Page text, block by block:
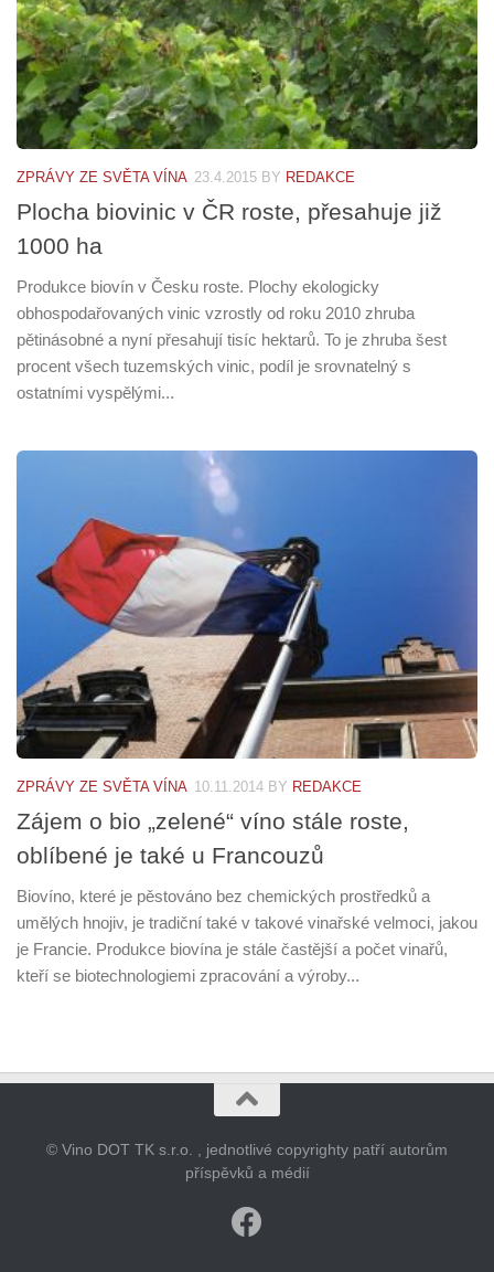
ZPRÁVY ZE SVĚTA VÍNA 23.4.2015 BY REDAKCE
Plocha biovinic v ČR roste, přesahuje již
1000 ha
Produkce biovín v Česku roste. Plochy ekologicky
obhospodařovaných vinic vzrostly od roku 2010 zhruba
pětinásobné a nyní přesahují tisíc hektarů. To je zhruba šest
procent všech tuzemských vinic, podíl je srovnatelný s
ostatními vyspělými...
ZPRÁVY ZE SVĚTA VÍNA 10.11.2014 BY REDAKCE
Zájem o bio „zelené“ víno stále roste,
oblíbené je také u Francouzů
Biovíno, které je pěstováno bez chemických prostředků a
umělých hnojiv, je tradiční také v takové vinařské velmoci, jakou
je Francie. Produkce biovína je stále častější a počet vinařů,
kteří se biotechnologiemi zpracování a výroby...
© Vino DOT TK s.r.o. , jednotlivé copyrighty patří autorům
příspěvků a médií